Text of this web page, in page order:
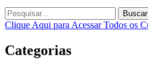
Buscar
Clique Aqui para Acessar Todos os
Categorias